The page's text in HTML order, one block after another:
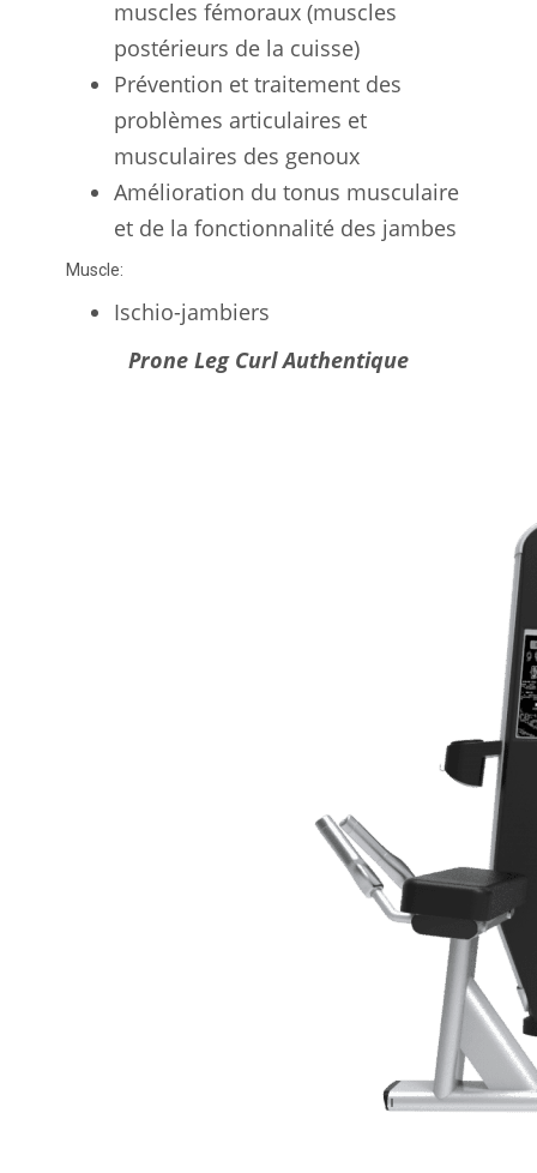
muscles fémoraux (muscles
postérieurs de la cuisse)
Prévention et traitement des
problèmes articulaires et
musculaires des genoux
Amélioration du tonus musculaire
et de la fonctionnalité des jambes
Muscle:
Ischio-jambiers
Prone Leg Curl Authentique